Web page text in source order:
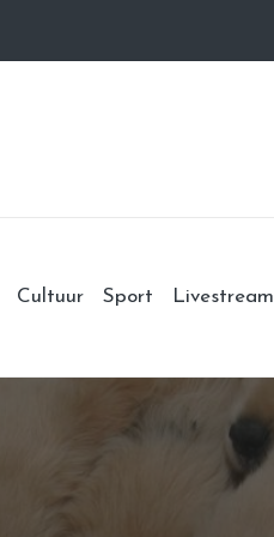
Cultuur Sport Livestream